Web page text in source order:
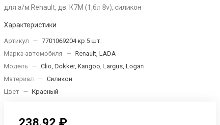
для а/м Renault, дв. К7М (1,6л 8v), силикон
Характеристики
Артикул — 7701069204 кр 5 шт.
Марка автомобиля
— Renault, LADA
Модель
— Clio, Dokker, Kangoo, Largus, Logan
Материал
— Силикон
Цвет — Красный